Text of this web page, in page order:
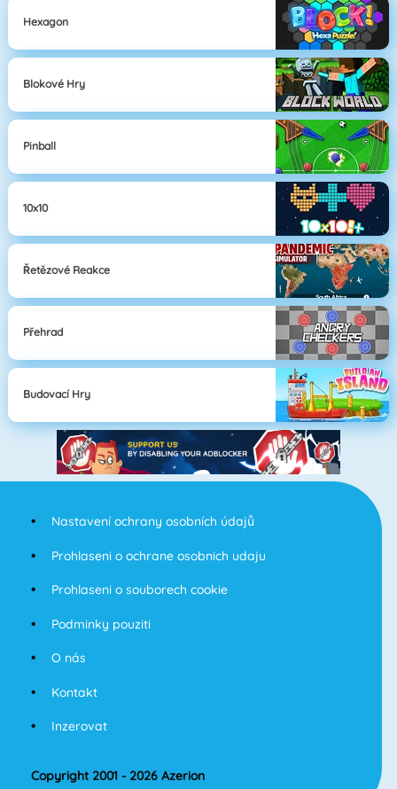
Hexagon
Blokové Hry
Pinball
10x10
Řetězové Reakce
Přehrad
Budovací Hry
Nastavení ochrany osobních údajů
Prohlaseni o ochrane osobnich udaju
Prohlaseni o souborech cookie
Podminky pouziti
O nás
Kontakt
Inzerovat
Copyright 2001 - 2026 Azerion